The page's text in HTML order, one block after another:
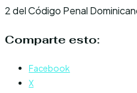
2 del Código Penal
Comparte esto:
Facebook
X